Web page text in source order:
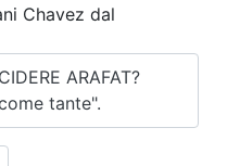
Chavez dal
ARAFAT?
tante".